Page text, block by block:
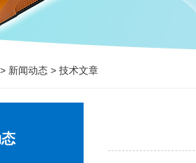
> 新闻动态 > 技术文章